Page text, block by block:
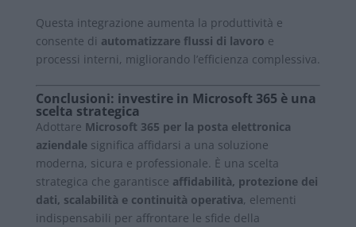
Questa integrazione aumenta la produttività e
consente di automatizzare flussi di lavoro e
processi interni, migliorando l’efficienza complessiva.
Conclusioni: investire in Microsoft 365 è una
scelta strategica
Adottare Microsoft 365 per la posta elettronica
aziendalesignifica affidarsi a una soluzione
moderna, sicura e professionale. È una scelta
strategica che garantisce affidabilità, protezione dei
dati, scalabilità e continuità operativa, elementi
indispensabili per affrontare le sfide della